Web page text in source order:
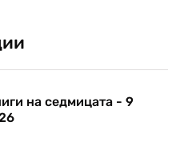
на седмицата - 9